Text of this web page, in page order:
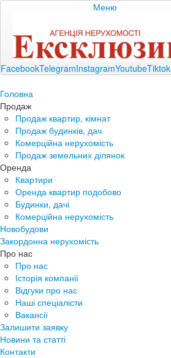
Меню
FacebookTelegramInstagramYoutubeTiktok
Головна
Продаж
Продаж квартир, кімнат
Продаж будинків, дач
Комерційна нерухомість
Продаж земельних ділянок
Оренда
Квартири
Оренда квартир подобово
Будинки, дачі
Комерційна нерухомість
Новобудови
Закордонна нерухомість
Про нас
Про нас
Історія компанії
Відгуки про нас
Наші спеціалісти
Вакансії
Залишити заявку
Новини та статті
Контакти